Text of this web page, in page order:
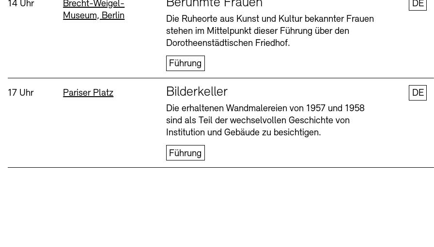
Buchläden
Öffnungszeiten Barrierefreiheit Newsletter
Vermittlungsprogramm
Öffnungszeiten Barrierefreiheit Newsletter
Uhrzeit:
14 Uhr Standort
Brecht-Weigel-
Museum, Berlin
Die Ruheorte aus Kunst und Kultur bekannter Frauen
stehen im Mittelpunkt dieser Führung über den
Dorotheenstädtischen Friedhof.
Führung
DE
Uhrzeit:
17 Uhr Standort
Pariser Platz Bilderkeller
Die erhaltenen Wandmalereien von 1957 und 1958
sind als Teil der wechselvollen Geschichte von
Institution und Gebäude zu besichtigen.
Führung
DE